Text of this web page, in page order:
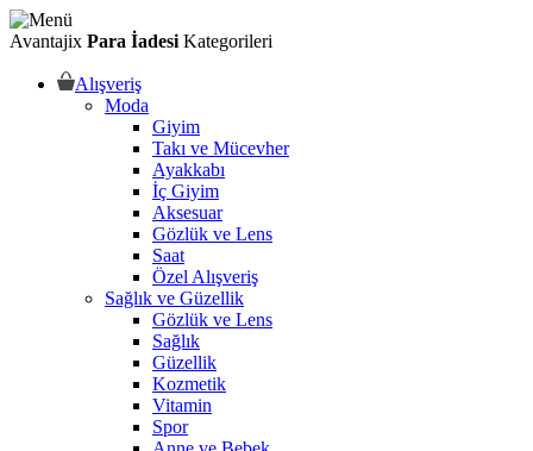
Avantajix Para İadesi Kategorileri
Alışveriş
Moda
Giyim
Takı ve Mücevher
Ayakkabı
İç Giyim
Aksesuar
Gözlük ve Lens
Saat
Özel Alışveriş
Sağlık ve Güzellik
Gözlük ve Lens
Sağlık
Güzellik
Kozmetik
Vitamin
Spor